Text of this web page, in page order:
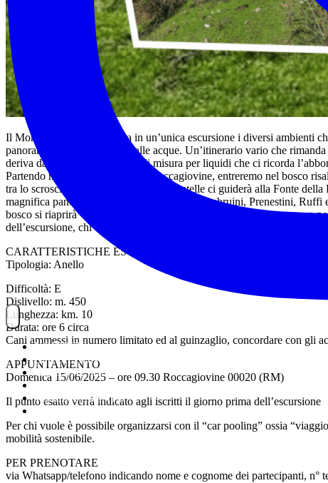
NOITREK
ESCURSIONI
GIORNALIERI
VIAGGI
TESSERAMENTO
Il Monte Follettoso racconta in un’unica escursione i diversi ambienti
panoramiche e fossi solcati dalle acque. Un’itinerario vario che
deriva da “foglietta”, un’unità di misura per liquidi che ci ricorda
Partendo nei pressi del borgo di Roccagiovine, entreremo nel bosco
tra lo scroscìo dell’acqua e piccole cascatelle ci guiderà alla Fonte
magnifica panoramica sui Monti Lucretili, Simbruini, Prenestini, Ruffi
bosco si riaprirà sulla bella piana di Prato Porcini che attraverseremo
dell’escursione, chi vorrà potrà unirsi a noi per gustarci insieme uno
CARATTERISTICHE ESCURSIONE
Tipologia: Anello
Difficoltà: E
Dislivello: m. 450
Lunghezza: km. 10
Durata: ore 6 circa
Cani ammessi in numero limitato ed al guinzaglio, concordare con gli
APPUNTAMENTO
Domenica 15/06/2025 – ore 09.30 Roccagiovine 00020 (RM)
Il punto esatto verrà indicato agli iscritti il giorno prima dell’escursione
Per chi vuole è possibile organizzarsi con il “car pooling” ossia
mobilità sostenibile.
PER PRENOTARE
via Whatsapp/telefono indicando nome e cognome dei partecipanti, n°